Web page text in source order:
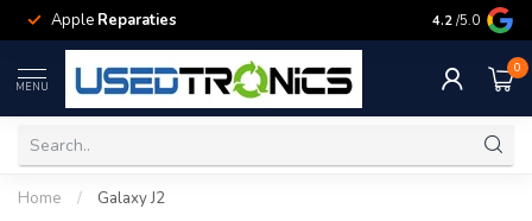
Apple Reparaties Samsung
4.2 /5.0
MENU
0
Home / Galaxy J2